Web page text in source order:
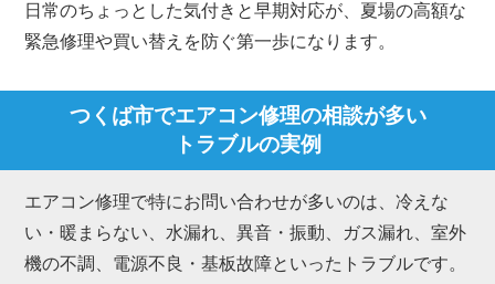
日常のちょっとした気付きと早期対応が、夏場の高額な
緊急修理や買い替えを防ぐ第一歩になります。
つくば市でエアコン修理の相談が多い
トラブルの実例
エアコン修理で特にお問い合わせが多いのは、冷えな
い・暖まらない、水漏れ、異音・振動、ガス漏れ、室外
機の不調、電源不良・基板故障といったトラブルです。